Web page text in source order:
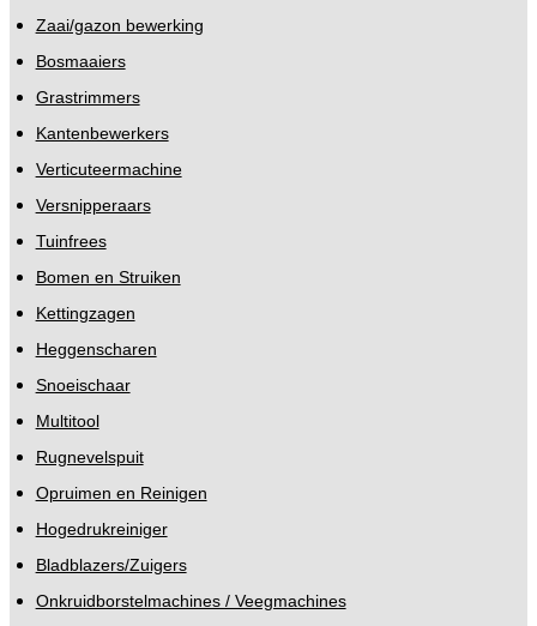
Zaai/gazon bewerking
Bosmaaiers
Grastrimmers
Kantenbewerkers
Verticuteermachine
Versnipperaars
Tuinfrees
Bomen en Struiken
Kettingzagen
Heggenscharen
Snoeischaar
Multitool
Rugnevelspuit
Opruimen en Reinigen
Hogedrukreiniger
Bladblazers/Zuigers
Onkruidborstelmachines / Veegmachines